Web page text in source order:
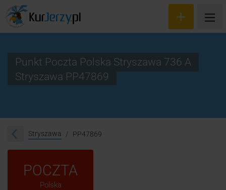
Śledzenie przesyłki
Punkt Poczta Polska Stryszawa 736 A
Stryszawa PP47869
Stryszawa PP47869
POCZTA
Polska